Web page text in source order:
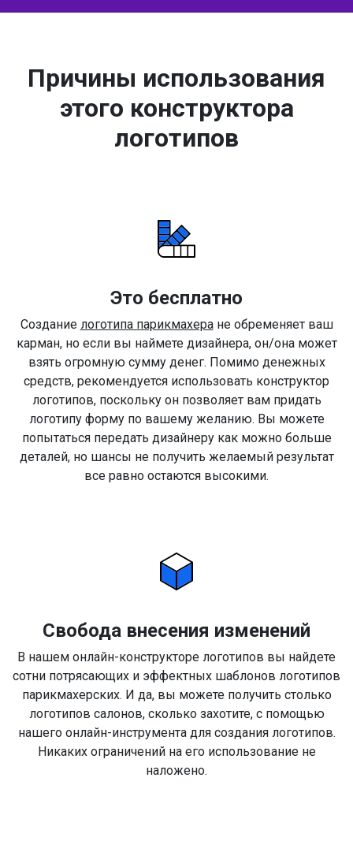
Причины использования
этого конструктора
логотипов
Это бесплатно
Создание логотипа парикмахеране обременяет ваш
карман, но если вы наймете дизайнера, он/она может
взять огромную сумму денег. Помимо денежных
средств, рекомендуется использовать конструктор
логотипов, поскольку он позволяет вам придать
логотипу форму по вашему желанию. Вы можете
попытаться передать дизайнеру как можно больше
деталей, но шансы не получить желаемый результат
все равно остаются высокими.
Свобода внесения изменений
В нашем онлайн-конструкторе логотипов вы найдете
сотни потрясающих и эффектных шаблонов логотипов
парикмахерских. И да, вы можете получить столько
логотипов салонов, сколько захотите, с помощью
нашего онлайн-инструмента для создания логотипов.
Никаких ограничений на его использование не
наложено.